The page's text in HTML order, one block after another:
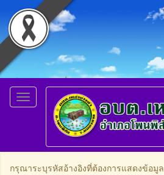
Toggle
navigation
กรุณาระบุรหัสอ้างอิงที่ต้องการแสดงข้อมูล